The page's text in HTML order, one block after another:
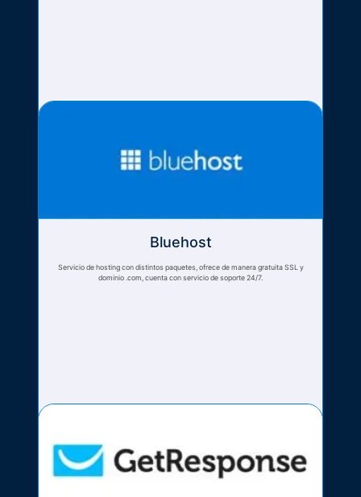
Bluehost
Servicio de hosting con distintos paquetes, ofrece de manera gratuita SSL y
dominio .com, cuenta con servicio de soporte 24/7.